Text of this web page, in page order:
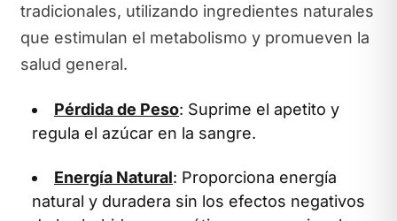
tradicionales, utilizando ingredientes naturales
que estimulan el metabolismo y promueven la
salud general.
Pérdida de Peso: Suprime el apetito y
regula el azúcar en la sangre.
Energía Natural: Proporciona energía
natural y duradera sin los efectos negativos